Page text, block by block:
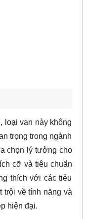
loại van này không
trọng trong ngành
chọn lý tưởng cho
cỡ và tiêu chuẩn
thích với các tiêu
trội về tính năng và
hiện đại.